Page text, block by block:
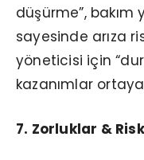
düşürme”, bakım
sayesinde arıza
yöneticisi için
kazanımlar ortaya
7. Zorluklar &